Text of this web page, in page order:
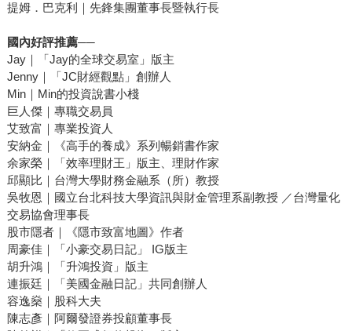
提姆．巴克利｜先鋒集團董事長暨執行長
國內好評推薦──
Jay｜「Jay的全球交易室」版主
Jenny｜「JC財經觀點」創辦人
Min｜Min的投資說書小棧
巨人傑｜專職交易員
艾致富｜專業投資人
安納金｜《高手的養成》系列暢銷書作家
余家榮｜「效率理財王」版主、理財作家
邱顯比｜台灣大學財務金融系（所）教授
吳牧恩｜國立台北科技大學資訊與財金管理系副教授 ／台灣量化
交易協會理事長
股市隱者｜《隱市致富地圖》作者
周豪佳｜「小豪交易日記」 IG版主
胡升鴻｜「升鴻投資」版主
連振廷｜「美國金融日記」共同創辦人
容逸燊｜股科大夫
陳志彥｜阿爾發證券投顧董事長